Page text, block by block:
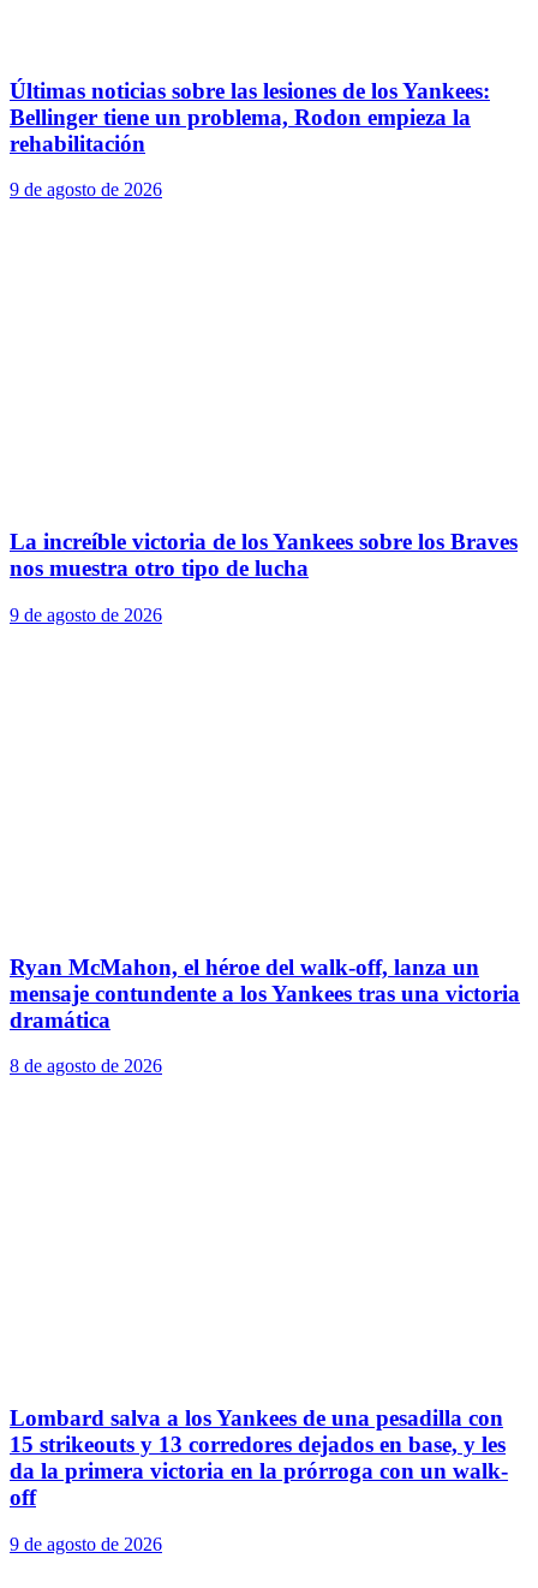
Últimas noticias sobre las lesiones de los Yankees:
Bellinger tiene un problema, Rodon empieza la
rehabilitación
9 de agosto de 2026
La increíble victoria de los Yankees sobre los Braves
nos muestra otro tipo de lucha
9 de agosto de 2026
Ryan McMahon, el héroe del walk-off, lanza un
mensaje contundente a los Yankees tras una victoria
dramática
8 de agosto de 2026
Lombard salva a los Yankees de una pesadilla con
15 strikeouts y 13 corredores dejados en base, y les
da la primera victoria en la prórroga con un walk-
off
9 de agosto de 2026